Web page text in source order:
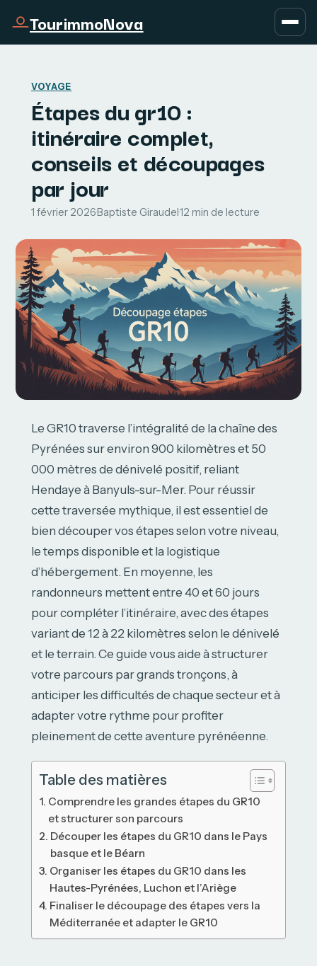
TourimmoNova
VOYAGE
Étapes du gr10 :
itinéraire complet,
conseils et découpages
par jour
1 février 2026·Baptiste Giraudel·12 min de lecture
Le GR10 traverse l’intégralité de la chaîne des
Pyrénées sur environ 900 kilomètres et 50
000 mètres de dénivelé positif, reliant
Hendaye à Banyuls-sur-Mer. Pour réussir
cette traversée mythique, il est essentiel de
bien découper vos étapes selon votre niveau,
le temps disponible et la logistique
d’hébergement. En moyenne, les
randonneurs mettent entre 40 et 60 jours
pour compléter l’itinéraire, avec des étapes
variant de 12 à 22 kilomètres selon le dénivelé
et le terrain. Ce guide vous aide à structurer
votre parcours par grands tronçons, à
anticiper les difficultés de chaque secteur et à
adapter votre rythme pour profiter
pleinement de cette aventure pyrénéenne.
Table des matières
Comprendre les grandes étapes du GR10
et structurer son parcours
Découper les étapes du GR10 dans le Pays
basque et le Béarn
Organiser les étapes du GR10 dans les
Hautes-Pyrénées, Luchon et l’Ariège
Finaliser le découpage des étapes vers la
Méditerranée et adapter le GR10